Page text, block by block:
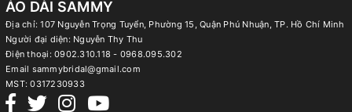
ÁO DÀI SAMMY
Địa chỉ: 107 Nguyễn Trọng Tuyển, Phường 15, Quận Phú Nhuận, TP. Hồ Chí Minh
Người đại diện: Nguyễn Thy Thu
Điện thoại: 0902.310.118 - 0968.095.302
Email sammybridal@gmail.com
MST:0317230933